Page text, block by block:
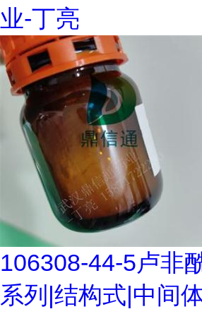
业-丁亮
106308-44-5卢非
系列|结构式|中间